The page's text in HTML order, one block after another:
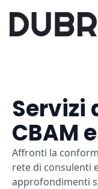
Servizi
CBAM
Affronti la
rete di consulenti
approfondimenti